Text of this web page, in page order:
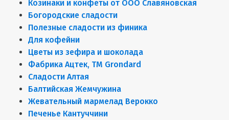
Козинаки и конфеты от ООО Славяновская
Богородские сладости
Полезные сладости из финика
Для кофейни
Цветы из зефира и шоколада
Фабрика Ацтек, ТМ Grondard
Сладости Алтая
Балтийская Жемчужина
Жевательный мармелад Верокко
Печенье Кантуччини